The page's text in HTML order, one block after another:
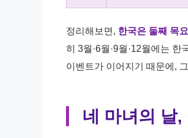
정리해보면, 한국은 둘째 목
히 3월·6월·9월·12월에는
이벤트가 이어지기 때문에,
네 마녀의 날